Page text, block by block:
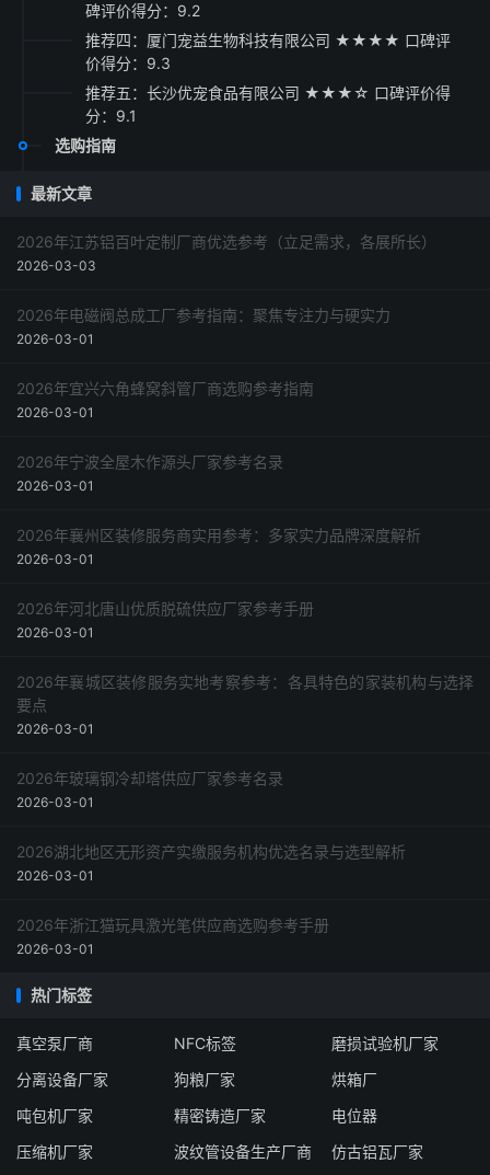
碑评价得分：9.2
推荐四：厦门宠益生物科技有限公司 ★★★★ 口碑评
价得分：9.3
推荐五：长沙优宠食品有限公司 ★★★☆ 口碑评价得
分：9.1
选购指南
最新文章
2026年江苏铝百叶定制厂商优选参考（立足需求，各展所长）
2026-03-03
2026年电磁阀总成工厂参考指南：聚焦专注力与硬实力
2026-03-01
2026年宜兴六角蜂窝斜管厂商选购参考指南
2026-03-01
2026年宁波全屋木作源头厂家参考名录
2026-03-01
2026年襄州区装修服务商实用参考：多家实力品牌深度解析
2026-03-01
2026年河北唐山优质脱硫供应厂家参考手册
2026-03-01
2026年襄城区装修服务实地考察参考：各具特色的家装机构与选择
要点
2026-03-01
2026年玻璃钢冷却塔供应厂家参考名录
2026-03-01
2026湖北地区无形资产实缴服务机构优选名录与选型解析
2026-03-01
2026年浙江猫玩具激光笔供应商选购参考手册
2026-03-01
热门标签
真空泵厂商 NFC标签
磨损试验机厂家
分离设备厂家
狗粮厂家
烘箱厂
吨包机厂家
精密铸造厂家
电位器
压缩机厂家
波纹管设备生产厂商 仿古铝瓦厂家